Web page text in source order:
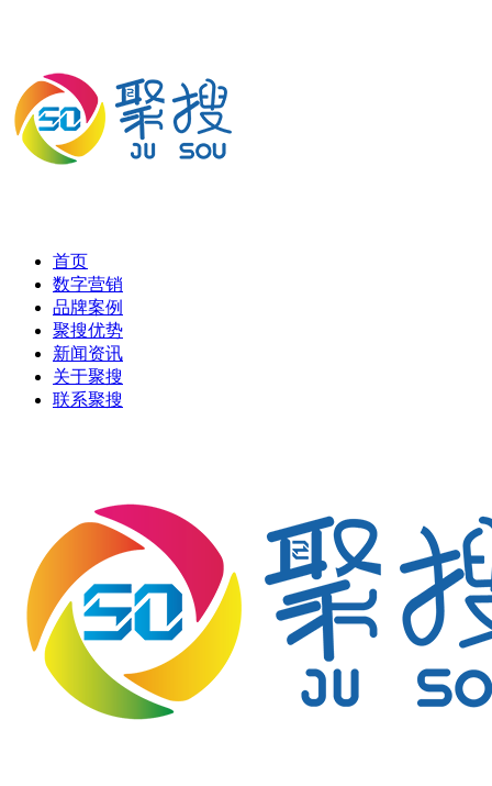
首页
数字营销
品牌案例
聚搜优势
新闻资讯
关于聚搜
联系聚搜